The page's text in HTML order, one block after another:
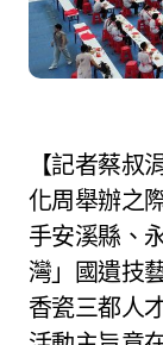
【記者蔡叔涓德化報導】2024德化國際陶瓷文
化周舉辦之
手安溪縣、
灣」國遺技
香瓷三都人